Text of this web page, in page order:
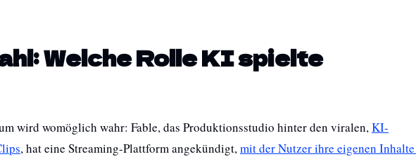
Welche Rolle KI spielte
wird womöglich wahr: Fable, das Produktionsstudio hinter den viralen, KI-
, hat eine Streaming-Plattform angekündigt, mit der Nutzer ihre eigenen Inhalte